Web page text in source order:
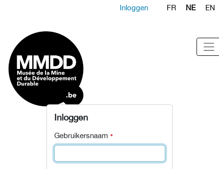
Inloggen FR NE EN
Inloggen
Gebruikersnaam